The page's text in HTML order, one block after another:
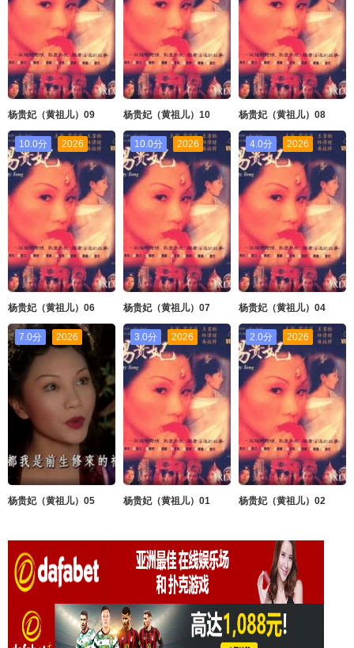
杨贵妃（黄祖儿）09 杨贵妃（黄祖儿）10 杨贵妃（黄祖儿）08
10.0分 2026
杨贵妃（黄祖儿）06
10.0分 2026
杨贵妃（黄祖儿）07
4.0分 2026
杨贵妃（黄祖儿）04
7.0分 2026
杨贵妃（黄祖儿）05
3.0分 2026
杨贵妃（黄祖儿）01
2.0分 2026
杨贵妃（黄祖儿）02